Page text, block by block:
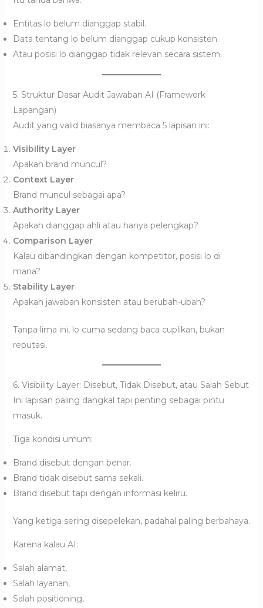
Entitas lo belum dianggap stabil.
Data tentang lo belum dianggap cukup konsisten.
Atau posisi lo dianggap tidak relevan secara sistem.
5. Struktur Dasar Audit Jawaban AI (Framework
Lapangan)
Audit yang valid biasanya membaca 5 lapisan ini:
Visibility Layer
Apakah brand muncul?
Context Layer
Brand muncul sebagai apa?
Authority Layer
Apakah dianggap ahli atau hanya pelengkap?
Comparison Layer
Kalau dibandingkan dengan kompetitor, posisi lo di
mana?
Stability Layer
Apakah jawaban konsisten atau berubah-ubah?
Tanpa lima ini, lo cuma sedang baca cuplikan, bukan
reputasi.
6. Visibility Layer: Disebut, Tidak Disebut, atau Salah Sebut
Ini lapisan paling dangkal tapi penting sebagai pintu
masuk.
Tiga kondisi umum:
Brand disebut dengan benar.
Brand tidak disebut sama sekali.
Brand disebut tapi dengan informasi keliru.
Yang ketiga sering disepelekan, padahal paling berbahaya.
Karena kalau AI:
Salah alamat,
Salah layanan,
Salah positioning,